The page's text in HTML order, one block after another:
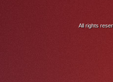
All rights